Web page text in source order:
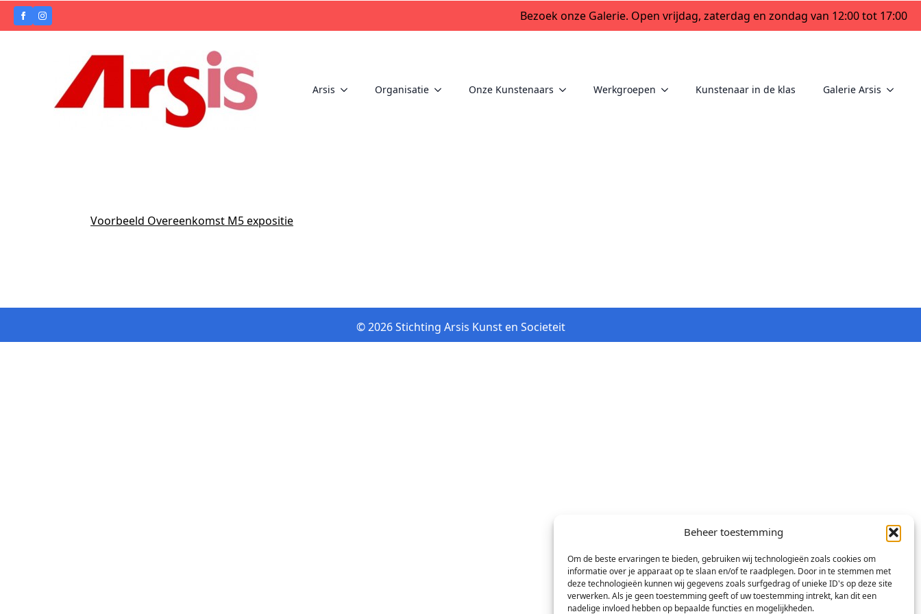
Beheer toestemming
Om de beste ervaringen te bieden, gebruiken wij technologieën zoals cookies om
informatie over je apparaat op te slaan en/of te raadplegen. Door in te stemmen met
deze technologieën kunnen wij gegevens zoals surfgedrag of unieke ID's op deze site
verwerken. Als je geen toestemming geeft of uw toestemming intrekt, kan dit een
nadelige invloed hebben op bepaalde functies en mogelijkheden.
Bezoek onze Galerie. Open vrijdag, zaterdag en zondag van 12:00 tot 17:00
Arsis Organisatie Onze Kunstenaars Werkgroepen Kunstenaar in de klas Galerie Arsis
Voorbeeld Overeenkomst M5 expositie
© 2026 Stichting Arsis Kunst en Societeit